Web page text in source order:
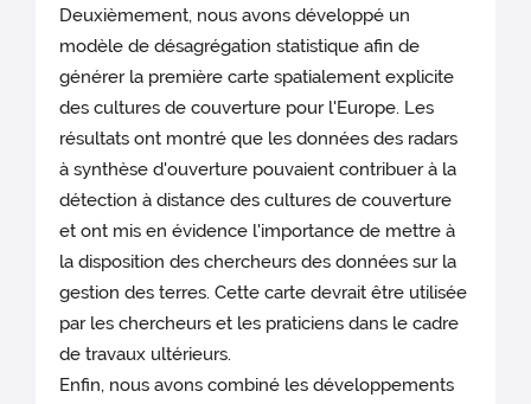
Deuxièmement, nous avons développé un
modèle de désagrégation statistique afin de
générer la première carte spatialement explicite
des cultures de couverture pour l'Europe. Les
résultats ont montré que les données des radars
à synthèse d'ouverture pouvaient contribuer à la
détection à distance des cultures de couverture
et ont mis en évidence l'importance de mettre à
la disposition des chercheurs des données sur la
gestion des terres. Cette carte devrait être utilisée
par les chercheurs et les praticiens dans le cadre
de travaux ultérieurs.
Enfin, nous avons combiné les développements